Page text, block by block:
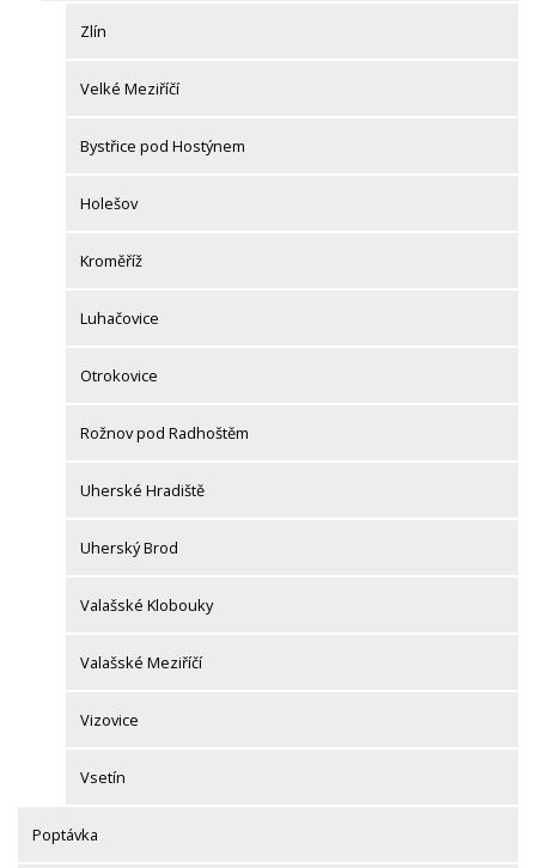
Zlín
Velké Meziříčí
Bystřice pod Hostýnem
Holešov
Kroměříž
Luhačovice
Otrokovice
Rožnov pod Radhoštěm
Uherské Hradiště
Uherský Brod
Valašské Klobouky
Valašské Meziříčí
Vizovice
Vsetín
Poptávka